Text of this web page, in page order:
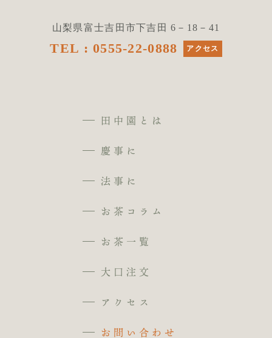
山梨県富士吉田市下吉田 6－18－41
TEL : 0555-22-0888 アクセス
お問い合わせ
アクセス
大口注文
お茶一覧
お茶コラム
法事に
慶事に
田中園とは